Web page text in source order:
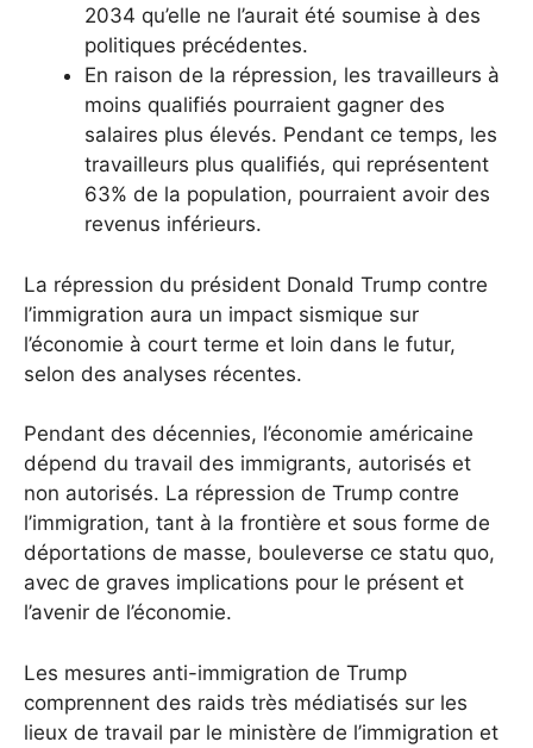
2034 qu’elle ne l’aurait été soumise à des
politiques précédentes.
En raison de la répression, les travailleurs à
moins qualifiés pourraient gagner des
salaires plus élevés. Pendant ce temps, les
travailleurs plus qualifiés, qui représentent
63% de la population, pourraient avoir des
revenus inférieurs.
La répression du président Donald Trump contre
l’immigration aura un impact sismique sur
l’économie à court terme et loin dans le futur,
selon des analyses récentes.
Pendant des décennies, l’économie américaine
dépend du travail des immigrants, autorisés et
non autorisés. La répression de Trump contre
l’immigration, tant à la frontière et sous forme de
déportations de masse, bouleverse ce statu quo,
avec de graves implications pour le présent et
l’avenir de l’économie.
Les mesures anti-immigration de Trump
comprennent des raids très médiatisés sur les
lieux de travail par le ministère de l’immigration et